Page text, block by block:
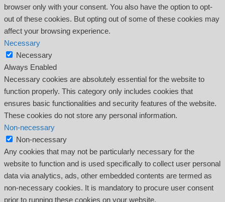
browser only with your consent. You also have the option to opt-
out of these cookies. But opting out of some of these cookies may
affect your browsing experience.
Necessary
Necessary
Always Enabled
Necessary cookies are absolutely essential for the website to
function properly. This category only includes cookies that
ensures basic functionalities and security features of the website.
These cookies do not store any personal information.
Non-necessary
Non-necessary
Any cookies that may not be particularly necessary for the
website to function and is used specifically to collect user personal
data via analytics, ads, other embedded contents are termed as
non-necessary cookies. It is mandatory to procure user consent
prior to running these cookies on your website.